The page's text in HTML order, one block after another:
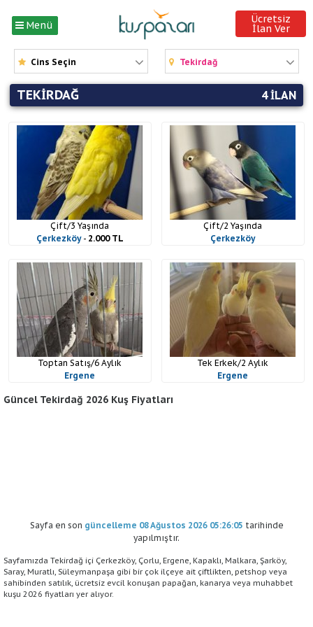
Menü Ücretsiz
İlan Ver
Cins Seçin Tekirdağ
TEKIRDAĞ 4 ILAN
Çift/3 Yaşında
Çerkezköy- 2.000 TL
Çift/2 Yaşında
Çerkezköy
Toptan Satış/6 Aylık
Ergene
Tek Erkek/2 Aylık
Ergene
Güncel Tekirdağ 2026 Kuş Fiyatları
Sayfa en son güncelleme 08 Ağustos 2026 05:26:05 tarihinde
yapılmıştır.
Sayfamızda Tekirdağ içi Çerkezköy, Çorlu, Ergene, Kapaklı, Malkara, Şarköy,
Saray, Muratlı, Süleymanpaşa gibi bir çok ilçeye ait çiftlikten, petshop veya
sahibinden satılık, ücretsiz evcil konuşan papağan, kanarya veya muhabbet
kuşu 2026 fiyatları yer alıyor.